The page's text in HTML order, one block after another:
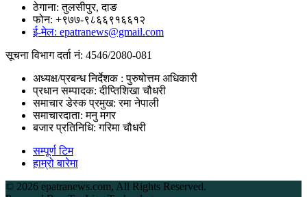
ठेगाना: तुलसीपुर, दाङ
फोन: +९७७-९८६६९१६६१२
ई-मेल: epatranews@gmail.com
सूचना विभाग दर्ता नं: 4546/2080-081
अध्यक्ष/प्रबन्ध निर्देशक : पुरुषोत्तम अधिकारी
प्रधान सम्पादक: दीप्तिशिखा चौधरी
समाचार डेस्क प्रमुख: रमा नेपाली
समाचारदाता: मनु मगर
बजार प्रतिनिधि: गरिमा चौधरी
सम्पूर्ण टिम
हाम्रो बारेमा
© 2026 epatranews.com, All Rights Reserved.